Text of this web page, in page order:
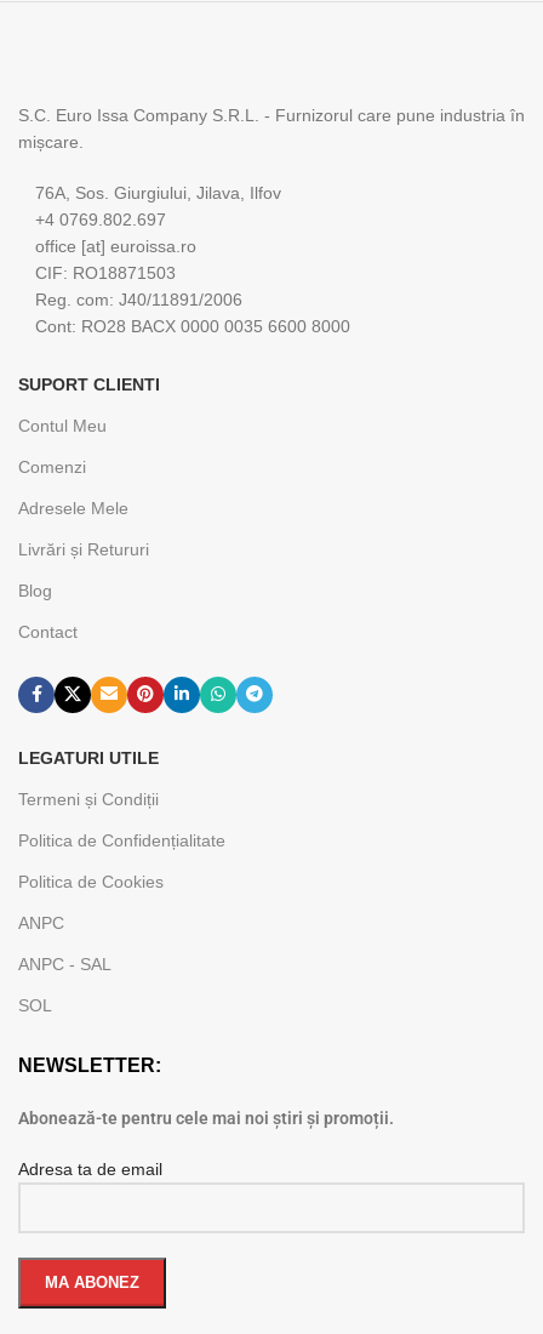
S.C. Euro Issa Company S.R.L. - Furnizorul care pune industria în
mișcare.
76A, Sos. Giurgiului, Jilava, Ilfov
+4 0769.802.697
office [at] euroissa.ro
CIF: RO18871503
Reg. com: J40/11891/2006
Cont: RO28 BACX 0000 0035 6600 8000
SUPORT CLIENTI
Contul Meu
Comenzi
Adresele Mele
Livrări și Retururi
Blog
Contact
LEGATURI UTILE
Termeni și Condiții
Politica de Confidențialitate
Politica de Cookies
ANPC
ANPC - SAL
SOL
NEWSLETTER:
Abonează-te pentru cele mai noi știri și promoții.
Adresa ta de email